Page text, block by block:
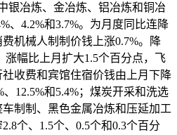
银冶炼、金冶炼、铝冶炼和铜冶
、4.2%和3.7%。为月度同比连降
机械人制制价钱上涨0.7%。降
涨幅比上月扩大1.5个百分点，飞
收费和宾馆住宿价钱由上月下降
12.5%和5.4%；煤炭开采和洗选
制制、黑色金属冶炼和压延加工
个、1.5个、0.5个和0.3个百分